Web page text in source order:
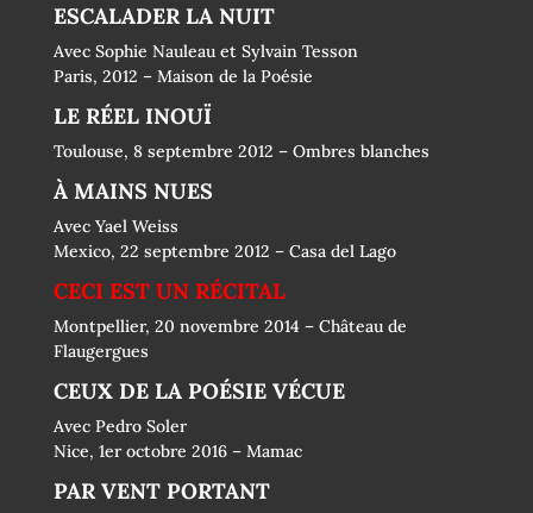
ESCALADER LA NUIT
Avec Sophie Nauleau et Sylvain Tesson
Paris, 2012 – Maison de la Poésie
LE RÉEL INOUÏ
Toulouse, 8 septembre 2012 – Ombres blanches
À MAINS NUES
Avec Yael Weiss
Mexico, 22 septembre 2012 – Casa del Lago
CECI EST UN RÉCITAL
Montpellier, 20 novembre 2014 – Château de
Flaugergues
CEUX DE LA POÉSIE VÉCUE
Avec Pedro Soler
Nice, 1er octobre 2016 – Mamac
PAR VENT PORTANT